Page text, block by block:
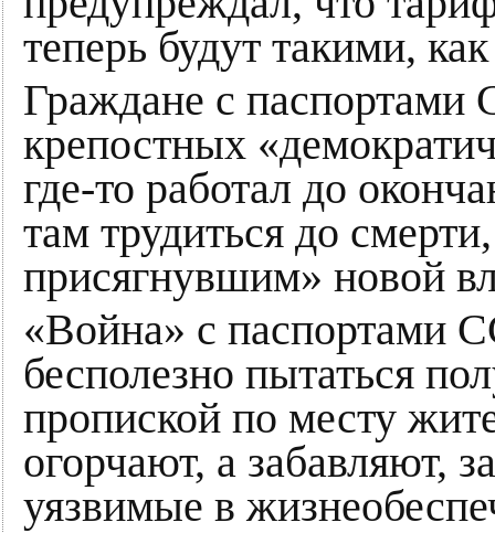
теперь будут такими,
Граждане с паспортами
крепостных
где-то работал до
там трудиться до
присягнувшим» новой
«Война» с паспортами
бесполезно пытаться
пропиской по месту
огорчают, а забавляют,
уязвимые в